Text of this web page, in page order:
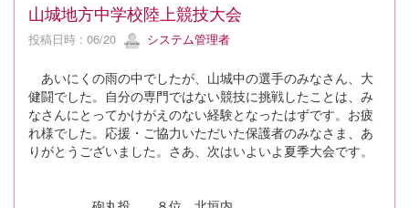
山城地方中学校陸上競技大会
投稿日時 : 06/20 システム管理者
あいにくの雨の中でしたが、山城中の選手のみなさん、大
健闘でした。自分の専門ではない競技に挑戦したことは、み
なさんにとってかけがえのない経験となったはずです。お疲
れ様でした。応援・ご協力いただいた保護者のみなさま、あ
りがとうございました。さあ、次はいよいよ夏季大会です。